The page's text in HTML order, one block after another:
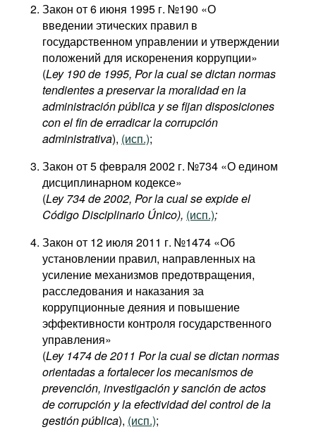
Закон от 6 июня 1995 г. №190 «О
введении этических правил в
государственном управлении и утверждении
положений для искоренения коррупции»
(Ley 190 de 1995, Por la cual se dictan normas
tendientes a preservar la moralidad en la
administración pública y se fijan disposiciones
con el fin de erradicar la corrupción
administrativa), (исп.);
Закон от 5 февраля 2002 г. №734 «О едином
дисциплинарном кодексе»
(Ley 734 de 2002, Por la cual se expide el
Código Disciplinario Único), (исп.);
Закон от 12 июля 2011 г. №1474 «Об
установлении правил, направленных на
усиление механизмов предотвращения,
расследования и наказания за
коррупционные деяния и повышение
эффективности контроля государственного
управления»
(Ley 1474 de 2011 Por la cual se dictan normas
orientadas a fortalecer los mecanismos de
prevención, investigación y sanción de actos
de corrupción y la efectividad del control de la
gestión pública), (исп.);